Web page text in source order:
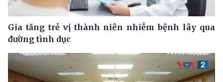
Gia tăng trẻ vị thành niên nhiễm bệnh lây qua
đường tình dục